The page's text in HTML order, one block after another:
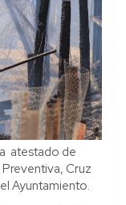
de
Cruz
Ayuntamiento.